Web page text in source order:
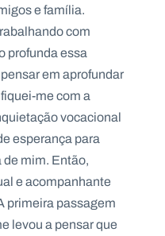
e família.
com
profunda essa
em aprofundar
me com a
vocacional
esperança para
mim. Então,
e acompanhante
primeira passagem
levou a pensar que